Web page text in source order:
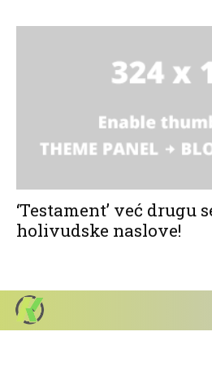
‘Testament’ već drugu
holivudske naslove!